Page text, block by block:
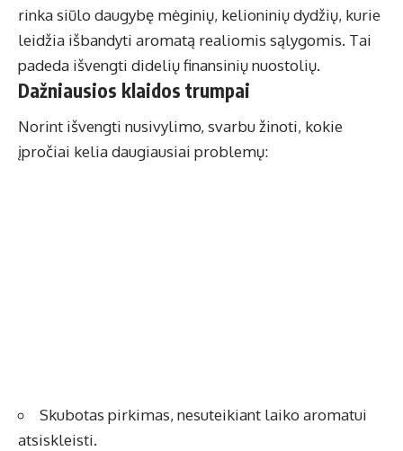
rinka siūlo daugybę mėginių, kelioninių dydžių, kurie
leidžia išbandyti aromatą realiomis sąlygomis. Tai
padeda išvengti didelių finansinių nuostolių.
Dažniausios klaidos trumpai
Norint išvengti nusivylimo, svarbu žinoti, kokie
įpročiai kelia daugiausiai problemų:
Skubotas pirkimas, nesuteikiant laiko aromatui
atsiskleisti.